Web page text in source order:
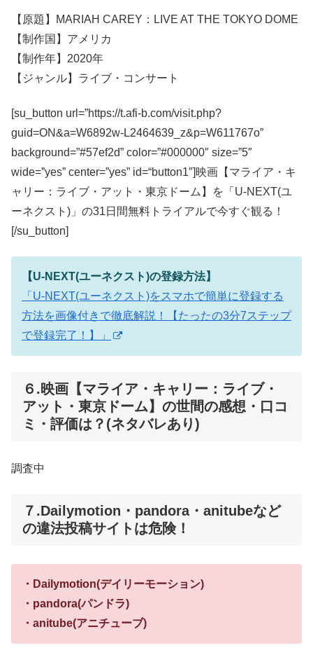
【原題】MARIAH CAREY：LIVE AT THE TOKYO DOME
【制作国】アメリカ
【制作年】2020年
【ジャンル】ライブ・コンサート
[su_button url=”https://t.afi-b.com/visit.php?
guid=ON&a=W6892w-L2464639_z&p=W611767o”
background=”#57ef2d” color=”#000000″ size=”5″
wide=”yes” center=”yes” id=“button1″]映画【マライア・キ
ャリー：ライブ・アット・東京ドーム】を「U-NEXT(ユ
ーネクスト)」の31日間無料トライアルで今すぐ観る！
[/su_button]
【U-NEXT(ユーネクスト)の登録方法】
「U-NEXT(ユーネクスト)をスマホで簡単に登録する
方法を画像付きで徹底解説！【たったの3分7ステップ
で登録完了！】」
６.映画【マライア・キャリー：ライブ・
アット・東京ドーム】の世間の感想・口コ
ミ・評価は？(ネタバレあり)
調査中
７.Dailymotion・pandora・anitubeなど
の違法投稿サイトは危険！
・Dailymotion(デイリーモーション)
・pandora(パンドラ)
・anitube(アニチューブ)